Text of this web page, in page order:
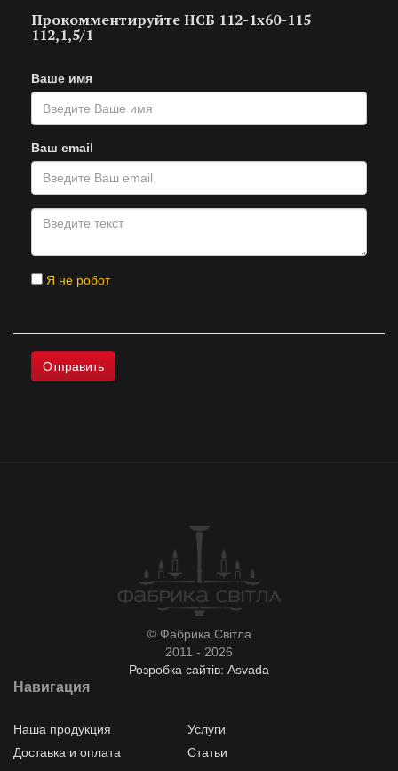
Прокомментируйте НСБ 112-1х60-115
112,1,5/1
Ваше имя
Ваш email
Я не робот
© Фабрика Світла
2011 - 2026
Розробка сайтів: Asvada
Навигация
Наша продукция
Услуги
Доставка и оплата
Статьи